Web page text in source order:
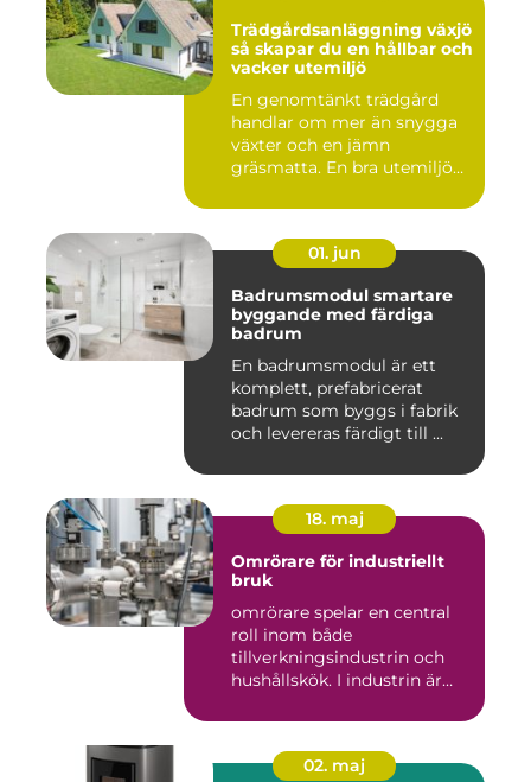
Trädgårdsanläggning växjö
så skapar du en hållbar och
vacker utemiljö
En genomtänkt trädgård
handlar om mer än snygga
växter och en jämn
gräsmatta. En bra utemiljö
01. jun
Badrumsmodul smartare
byggande med färdiga
badrum
En badrumsmodul är ett
komplett, prefabricerat
badrum som byggs i fabrik
och levereras färdigt till ...
18. maj
Omrörare för industriellt
bruk
omrörare spelar en central
roll inom både
tillverkningsindustrin och
hushållskök. I industrin är
02. maj